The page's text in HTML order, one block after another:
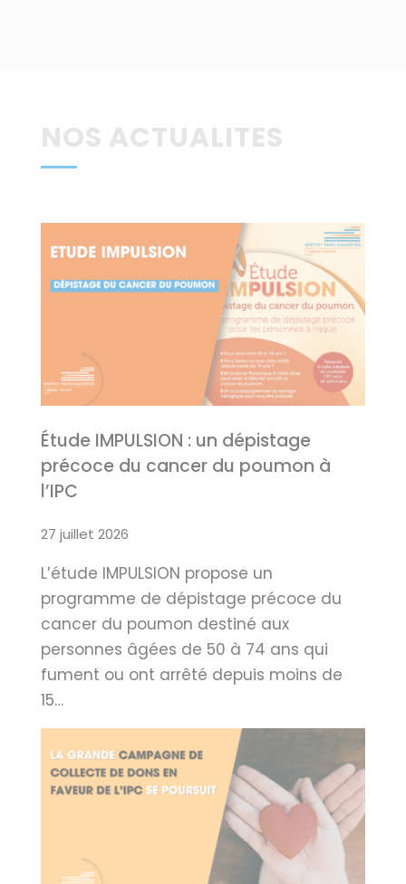
NOS ACTUALITES
Étude IMPULSION : un dépistage
précoce du cancer du poumon à
l’IPC
27 juillet 2026
L’étude IMPULSION propose un
programme de dépistage précoce du
cancer du poumon destiné aux
personnes âgées de 50 à 74 ans qui
fument ou ont arrêté depuis moins de
15…